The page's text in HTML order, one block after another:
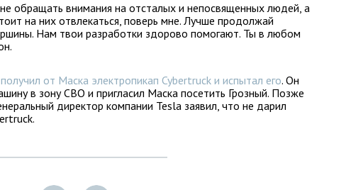
обращать внимания на отсталых и непосвященных людей, а
на них отвлекаться, поверь мне. Лучше продолжай
Нам твои разработки здорово помогают. Ты в любом
получил от Маска электропикап Cybertruck и испытал его. Он
в зону СВО и пригласил Маска посетить Грозный. Позже
директор компании Tesla заявил, что не дарил